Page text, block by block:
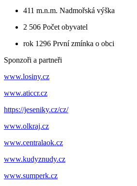
411 m.n.m. Nadmořská výška
2 506 Počet obyvatel
rok 1296 První zmínka o obci
Sponzoři a partneři
www.losiny.cz
www.aticcr.cz
https://jeseniky.cz/cz/
www.olkraj.cz
www.centralaok.cz
www.kudyznudy.cz
www.sumperk.cz